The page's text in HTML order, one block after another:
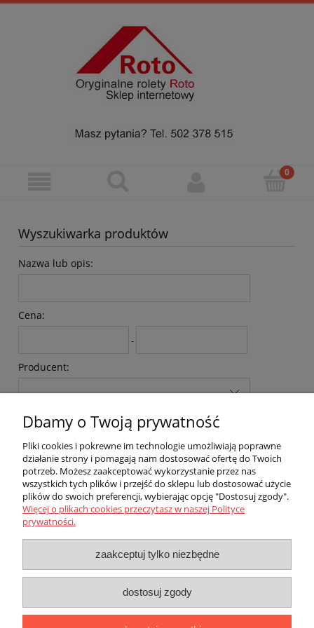
Wyszukiwarka produktów
Nazwa lub opis:
Cena:
-
Producent:
Kategoria:
szukaj Wyczyść filtr
O firmie
Oryginalne rolety na okna dachowe Roto, 7/11, 7/14, 074/118,
Dbamy o Twoją prywatność
Pliki cookies i pokrewne im technologie umożliwiają poprawne
działanie strony i pomagają nam dostosować ofertę do Twoich
potrzeb. Możesz zaakceptować wykorzystanie przez nas
wszystkich tych plików i przejść do sklepu lub dostosować użycie
plików do swoich preferencji, wybierając opcję "Dostosuj zgody".
Więcej o plikach cookies przeczytasz w naszej Polityce
prywatności.
zaakceptuj tylko niezbędne
dostosuj zgody